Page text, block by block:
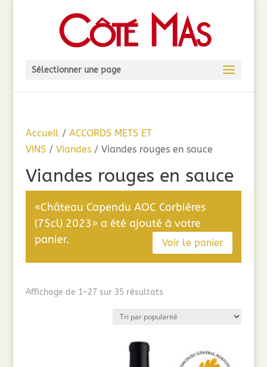
Sélectionner une page
Accueil/ ACCORDS METS ET
VINS/ Viandes/ Viandes rouges en sauce
Viandes rouges en sauce
«Château Capendu AOC Corbières
(75cl) 2023» a été ajouté à votre
panier.
Voir le panier
Affichage de 1–27 sur 35 résultatsTrié